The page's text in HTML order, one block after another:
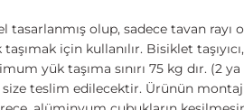
tasarlanmış olup, sadece tavan
için kullanılır. Bisiklet
yük taşıma sınırı 75 kg dır. (2
teslim edilecektir. Ürünün